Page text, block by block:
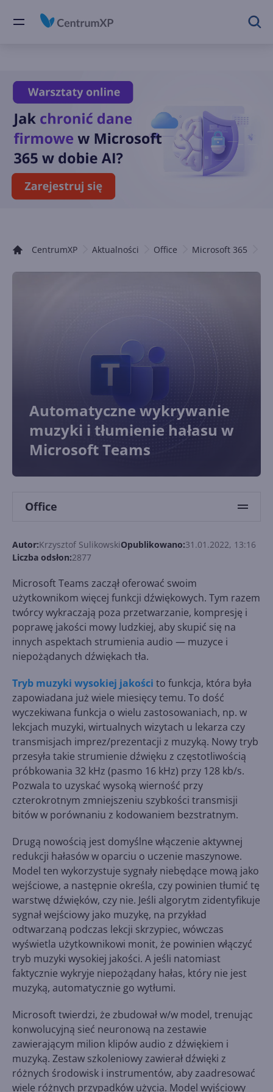
CentrumXP Aktualności Office Microsoft 365
Automatyczne wykrywanie
muzyki i tłumienie hałasu w
Microsoft Teams
Office
Autor:Krzysztof SulikowskiOpublikowano:31.01.2022, 13:16
Liczba odsłon:2877
Microsoft Teams zaczął oferować swoim
użytkownikom więcej funkcji dźwiękowych. Tym razem
twórcy wykraczają poza przetwarzanie, kompresję i
poprawę jakości mowy ludzkiej, aby skupić się na
innych aspektach strumienia audio — muzyce i
niepożądanych dźwiękach tła.
Tryb muzyki wysokiej jakości to funkcja, która była
zapowiadana już wiele miesięcy temu. To dość
wyczekiwana funkcja o wielu zastosowaniach, np. w
lekcjach muzyki, wirtualnych wizytach u lekarza czy
transmisjach imprez/prezentacji z muzyką. Nowy tryb
przesyła takie strumienie dźwięku z częstotliwością
próbkowania 32 kHz (pasmo 16 kHz) przy 128 kb/s.
Pozwala to uzyskać wysoką wierność przy
czterokrotnym zmniejszeniu szybkości transmisji
bitów w porównaniu z kodowaniem bezstratnym.
Drugą nowością jest domyślne włączenie aktywnej
redukcji hałasów w oparciu o uczenie maszynowe.
Model ten wykorzystuje sygnały niebędące mową jako
wejściowe, a następnie określa, czy powinien tłumić tę
warstwę dźwięków, czy nie. Jeśli algorytm zidentyfikuje
sygnał wejściowy jako muzykę, na przykład
odtwarzaną podczas lekcji skrzypiec, wówczas
wyświetla użytkownikowi monit, że ​​powinien włączyć
tryb muzyki wysokiej jakości. A jeśli natomiast
faktycznie wykryje niepożądany hałas, który nie jest
muzyką, automatycznie go wytłumi.
Microsoft twierdzi, że zbudował w/w model, trenując
konwolucyjną sieć neuronową na zestawie
zawierającym milion klipów audio z dźwiękiem i
muzyką. Zestaw szkoleniowy zawierał dźwięki z
różnych środowisk i instrumentów, aby zaadresować
wiele różnych przypadków użycia. Model wyjściowy